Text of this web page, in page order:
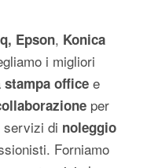
Epson, Konica
i migliori
stampa officee
per
servizi di noleggio
Forniamo